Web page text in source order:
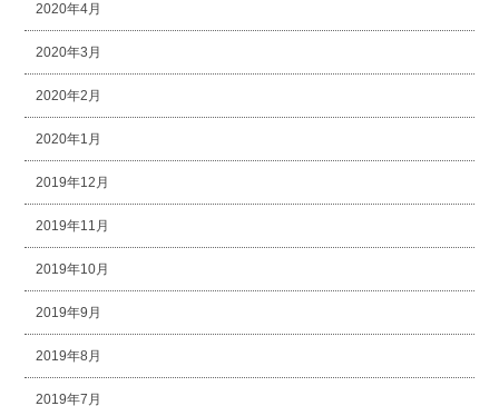
2020年4月
2020年3月
2020年2月
2020年1月
2019年12月
2019年11月
2019年10月
2019年9月
2019年8月
2019年7月